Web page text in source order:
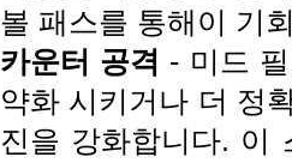
볼 패스를 통해이 기
카운터 공격 - 미드
약화 시키거나 더 정
진을 강화합니다. 이